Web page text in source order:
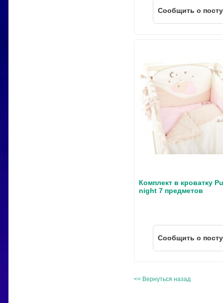
Cообщить о
Комплект в кроватку
night 7 предметов
Cообщить о
<< Вернуться назад